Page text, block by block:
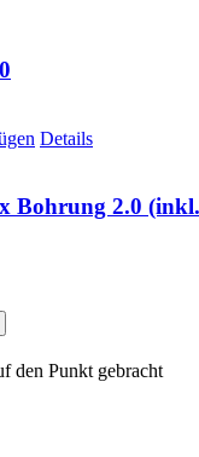
Details
Bohrung 2.0